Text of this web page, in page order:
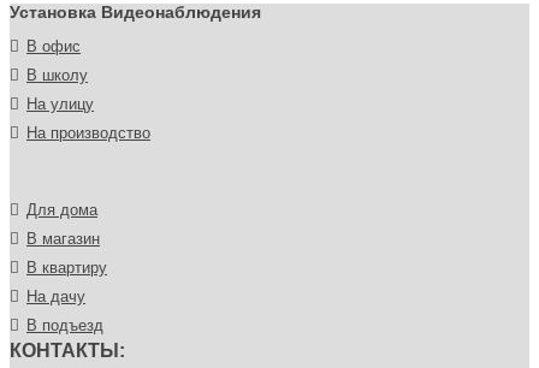
Установка Видеонаблюдения
В офис
В школу
На улицу
На производство
Для дома
В магазин
В квартиру
На дачу
В подъезд
КОНТАКТЫ: